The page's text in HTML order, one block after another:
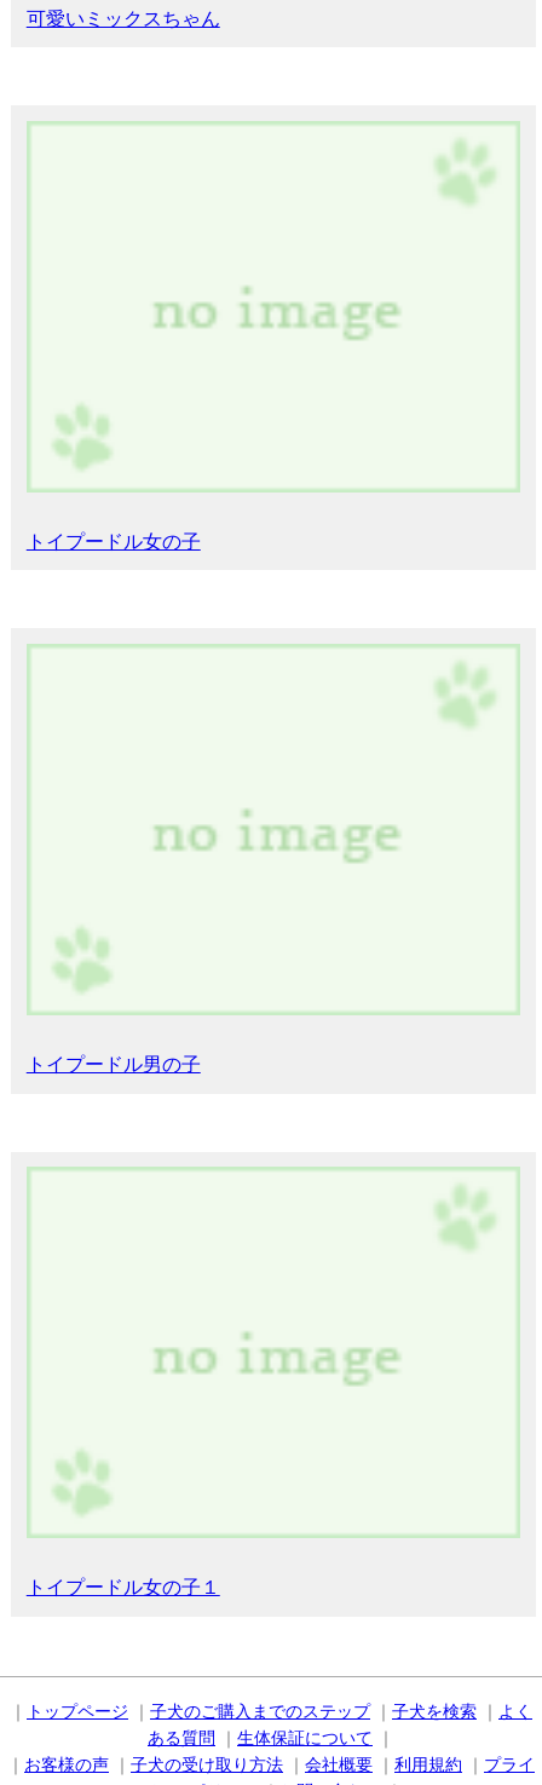
可愛いミックスちゃん
トイプードル女の子
トイプードル男の子
トイプードル女の子１
｜ トップページ ｜ 子犬のご購入までのステップ｜ 子犬を検索 ｜ よく
ある質問
｜ 生体保証について ｜
｜ お客様の声 ｜ 子犬の受け取り方法 ｜ 会社概要 ｜ 利用規約 ｜ プライ